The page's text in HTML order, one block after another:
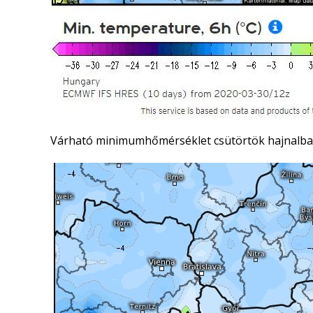
Várható minimumhőmérséklet csütörtök